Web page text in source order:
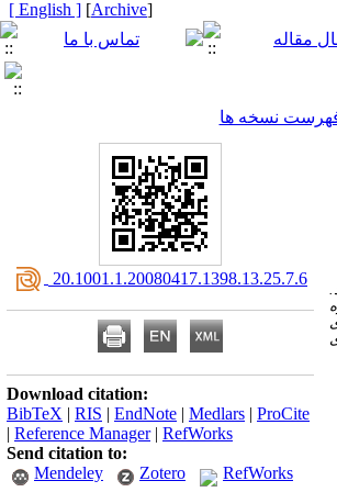
[
Archive
]
[ English ]
نسخه ها
‎ 20.1001.1.20080417.1398.13.25.7.6
Download citation:
BibTeX | RIS | EndNote | Medlars | ProCite
| Reference Manager| RefWorks
Send citation to:
Mendeley
Zotero RefWorks